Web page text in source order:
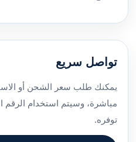
تواصل سريع
يمكنك طلب سعر الشحن أو
مباشرة، وسيتم استخدام الرقم
توفره.